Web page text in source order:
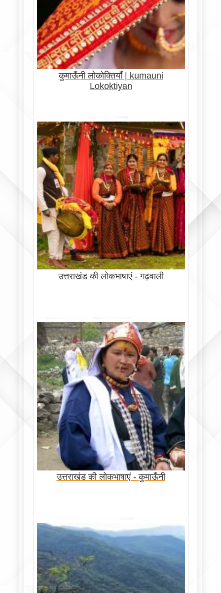
कुमाऊँनी लोकोक्तियाँ | kumauni
Lokoktiyan
उत्तराखंड की लोकभाषाएं - गढ़वाली
उत्तराखंड की लोकभाषाएं - कुमाऊँनी